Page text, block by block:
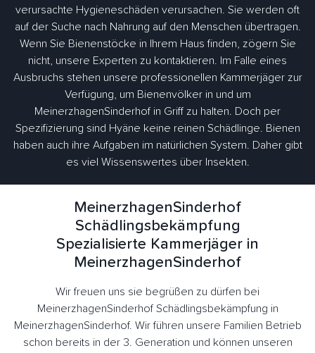
verursachte Hygieneschäden verursachen. Sie werden oft
auf der Suche nach Nahrung auf den Menschen übertragen.
Wenn Sie Bienenstöcke in Ihrem Haus finden, zögern Sie
nicht, unsere Experten zu kontaktieren. Im Falle eines
Ausbruchs stehen unsere professionellen Kammerjäger zur
Verfügung, um Bienenvölker in und um
MeinerzhagenSinderhof in Griff zu halten. Doch per
Spezifizierung sind Hyäne keine reinen Schädlinge. Bienen
haben auch ihre Aufgaben im natürlichen System. Daher gibt
es viel Wissenswertes über Insekten.
MeinerzhagenSinderhof
Schädlingsbekämpfung
Spezialisierte Kammerjäger in
MeinerzhagenSinderhof
Wir freuen uns sie begrüßen zu dürfen bei
MeinerzhagenSinderhof Schädlingsbekämpfung in
MeinerzhagenSinderhof. Wir führen unsere Familien Betrieb
schon bereits in der 3. Generation und können unseren